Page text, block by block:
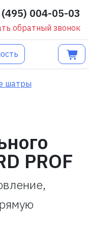
(495) 004-05-03
обратный звонок
шатры
PROF